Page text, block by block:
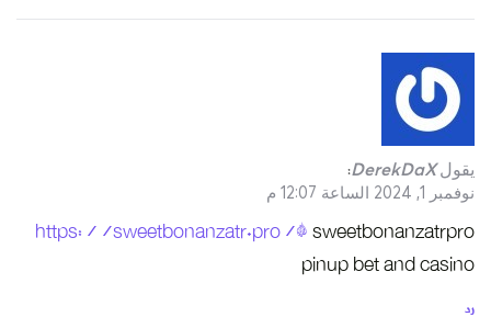
https://